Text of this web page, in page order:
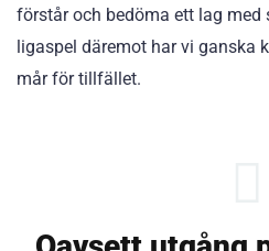
förstår och bedöma ett lag med
ligaspel däremot har vi ganska
mår för tillfället.